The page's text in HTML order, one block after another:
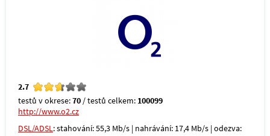
2.7
testů v okrese:70 / testů celkem: 100099
http://www.o2.cz
DSL/ADSL: stahování: 55,3 Mb/s | nahrávání: 17,4 Mb/s | odezva: